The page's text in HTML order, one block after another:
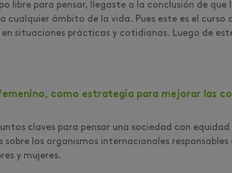
libre para pensar, llegaste a la conclusión de
cualquier ámbito de la vida. Pues este es el curso
situaciones prácticas y cotidianas. Luego de
como estrategia para mejorar las
claves para pensar una sociedad con equidad
sobre los organismos internacionales
y mujeres.